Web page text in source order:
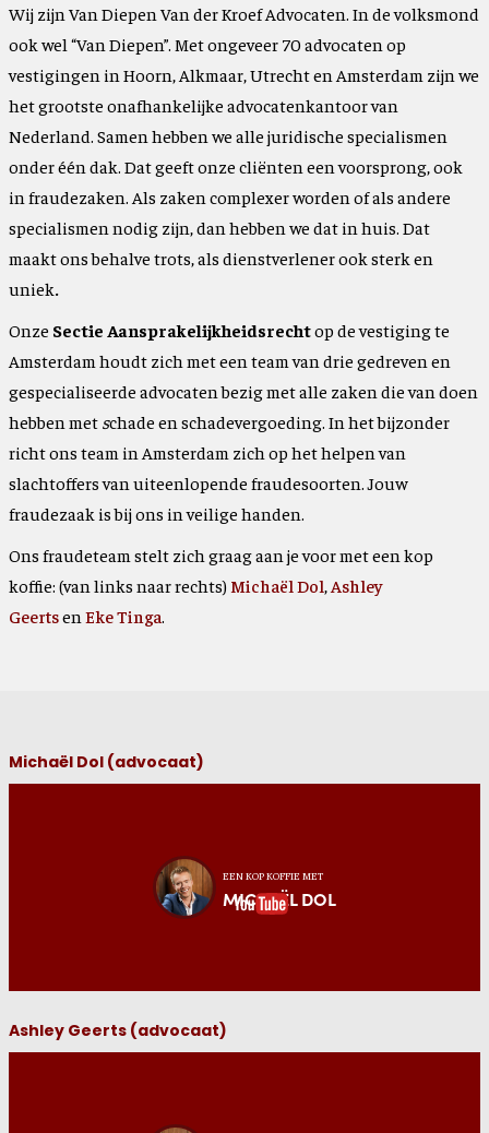
Wij zijn Van Diepen Van der Kroef Advocaten. In de volksmond
ook wel “Van Diepen”. Met ongeveer 70 advocaten op
vestigingen in Hoorn, Alkmaar, Utrecht en Amsterdam zijn we
het grootste onafhankelijke advocatenkantoor van
Nederland. Samen hebben we alle juridische specialismen
onder één dak. Dat geeft onze cliënten een voorsprong, ook
in fraudezaken. Als zaken complexer worden of als andere
specialismen nodig zijn, dan hebben we dat in huis. Dat
maakt ons behalve trots, als dienstverlener ook sterk en
uniek.
Onze Sectie Aansprakelijkheidsrechtop de vestiging te
Amsterdam houdt zich met een team van drie gedreven en
gespecialiseerde advocaten bezig met alle zaken die van doen
hebben met schade en schadevergoeding. In het bijzonder
richt ons team in Amsterdam zich op het helpen van
slachtoffers van uiteenlopende fraudesoorten. Jouw
fraudezaak is bij ons in veilige handen.
Ons fraudeteam stelt zich graag aan je voor met een kop
koffie: (van links naar rechts) Michaël Dol, Ashley
Geertsen Eke Tinga.
Michaël Dol (advocaat)
EEN KOP KOFFIE MET
MICHAËL DOL
Ashley Geerts (advocaat)